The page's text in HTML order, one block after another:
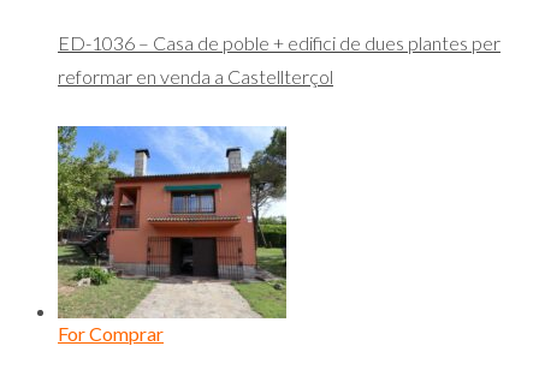
ED-1036 – Casa de poble + edifici de dues plantes per
reformar en venda a Castellterçol
For Comprar